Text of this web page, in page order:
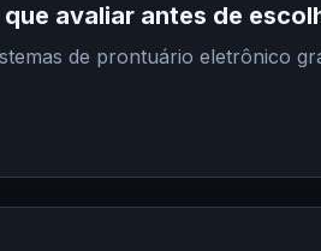
avaliar antes de
de prontuário eletrônico